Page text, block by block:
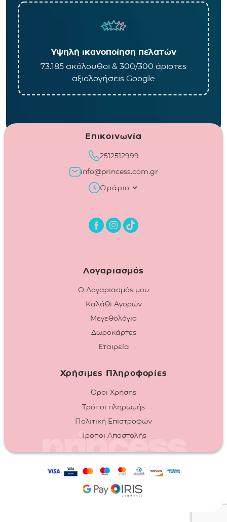
Υψηλή ικανοποίηση πελατών
73.185 ακόλουθοι & 300/300 άριστες
αξιολογήσεις Google
Επικοινωνία
2512512999
info@princess.com.gr
Ωράριο
Λογαριασμός
Ο Λογαριασμός μου
Καλάθι Αγορών
Μεγεθολόγιο
Δωροκάρτες
Εταιρεία
Χρήσιμες Πληροφορίες
Όροι Χρήσης
Τρόποι πληρωμής
Πολιτική Επιστροφών
Τρόποι Αποστολής